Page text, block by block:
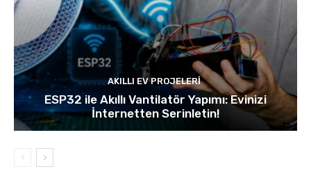
AKILLI EV PROJELERI
ESP32 ile Akıllı Vantilatör Yapımı: Evinizi
İnternetten Serinletin!